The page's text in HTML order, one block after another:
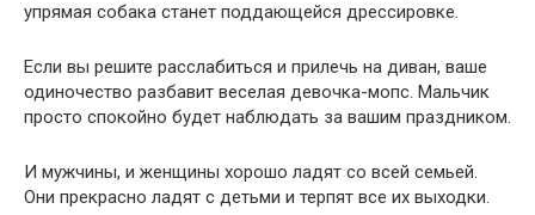
упрямая собака станет поддающейся дрессировке.
Если вы решите расслабиться и прилечь на диван, ваше
одиночество разбавит веселая девочка-мопс. Мальчик
просто спокойно будет наблюдать за вашим праздником.
И мужчины, и женщины хорошо ладят со всей семьей.
Они прекрасно ладят с детьми и терпят все их выходки.